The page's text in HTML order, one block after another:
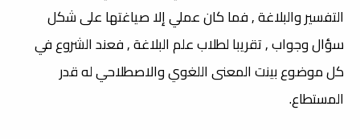
التفسير والبلاغة ,فما كان عملي إلا صياغتها على شكل
سؤال وجواب , تقريبا لطلاب علم البلاغة , فعند الشروع في
كل موضوع بينت المعنى اللغوي والاصطلاحي له قدر
المستطاع.